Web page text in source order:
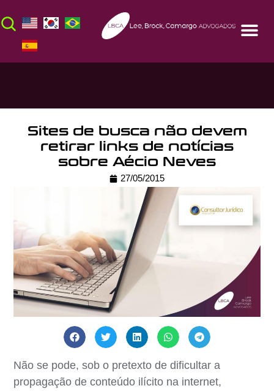
Sites de busca não devem
retirar links de notícias
sobre Aécio Neves
27/05/2015
Não se pode, sob o pretexto de dificultar a
propagação de conteúdo ilícito na internet,